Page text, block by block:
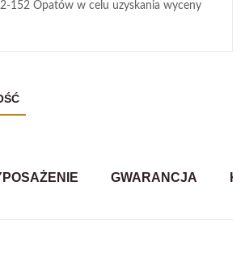
152 Opatów w celu uzyskania wyceny
GWARANCJA